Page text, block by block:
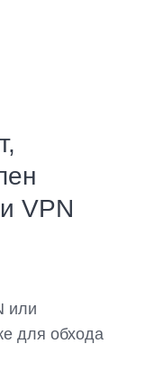
VPN
или
для обхода